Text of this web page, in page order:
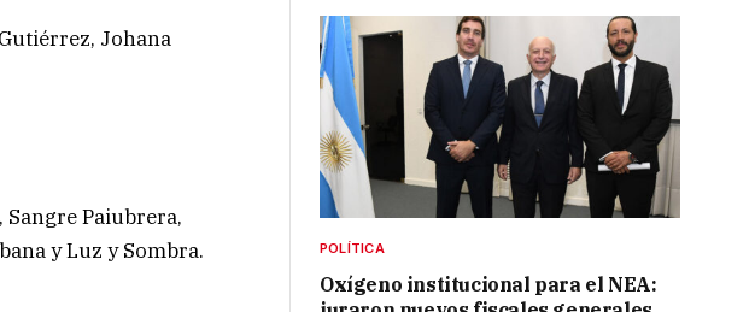
Johana
Paiubrera,
y Luz y Sombra.
POLÍTICA
Oxígeno institucional para el NEA: